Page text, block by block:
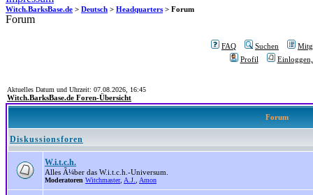
Witch.BarksBase.de > Deutsch > Headquarters > Forum
Forum
FAQ Suchen
Profil
Aktuelles Datum und Uhrzeit: 07.08.2026, 16:45
Witch.BarksBase.de Foren-Übersicht
Forum
Diskussionsforen
W.i.t.c.h.
Alles Ã¼ber das W.i.t.c.h.-Universum.
Moderatoren Witchmaster, A.J. Amon